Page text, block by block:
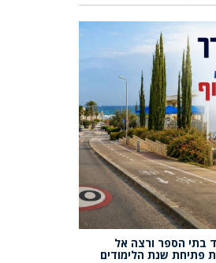
בתי הספר ורצה אל
פתיחת שנת הלימודים